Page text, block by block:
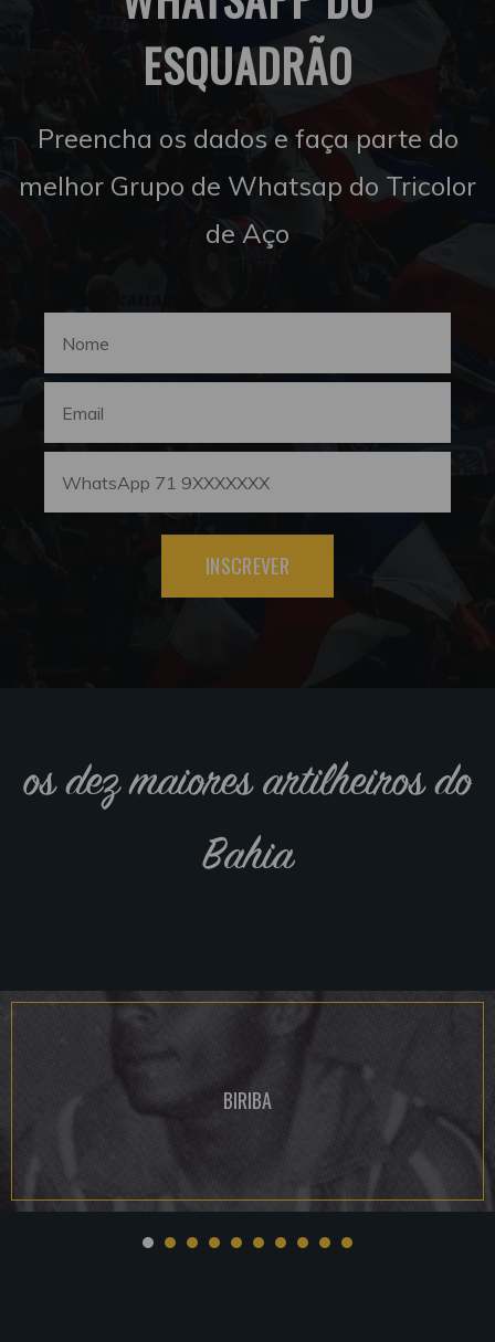
ESQUADRÃO
Preencha os dados e faça parte do
melhor Grupo de Whatsap do Tricolor
de Aço
INSCREVER
os dez maiores artilheiros do
Bahia
BIRIBA